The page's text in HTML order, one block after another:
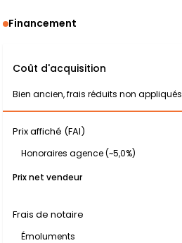
Financement
Coût d'acquisition
Bien ancien, frais réduits non appliqués
Prix affiché (FAI)
Honoraires agence (~5,0%)
Prix net vendeur
Frais de notaire
Émoluments